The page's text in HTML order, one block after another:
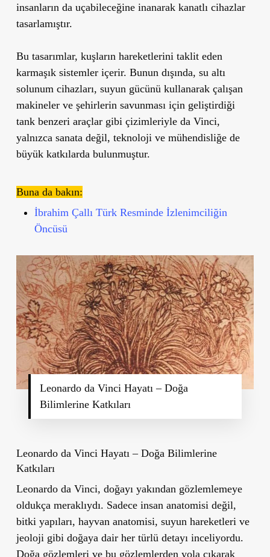
insanların da uçabileceğine inanarak kanatlı cihazlar
tasarlamıştır.
Bu tasarımlar, kuşların hareketlerini taklit eden
karmaşık sistemler içerir. Bunun dışında, su altı
solunum cihazları, suyun gücünü kullanarak çalışan
makineler ve şehirlerin savunması için geliştirdiği
tank benzeri araçlar gibi çizimleriyle da Vinci,
yalnızca sanata değil, teknoloji ve mühendisliğe de
büyük katkılarda bulunmuştur.
Buna da bakın:
İbrahim Çallı Türk Resminde İzlenimciliğin
Öncüsü
Leonardo da Vinci Hayatı – Doğa
Bilimlerine Katkıları
Leonardo da Vinci Hayatı – Doğa Bilimlerine
Katkıları
Leonardo da Vinci, doğayı yakından gözlemlemeye
oldukça meraklıydı. Sadece insan anatomisi değil,
bitki yapıları, hayvan anatomisi, suyun hareketleri ve
jeoloji gibi doğaya dair her türlü detayı inceliyordu.
Doğa gözlemleri ve bu gözlemlerden yola çıkarak